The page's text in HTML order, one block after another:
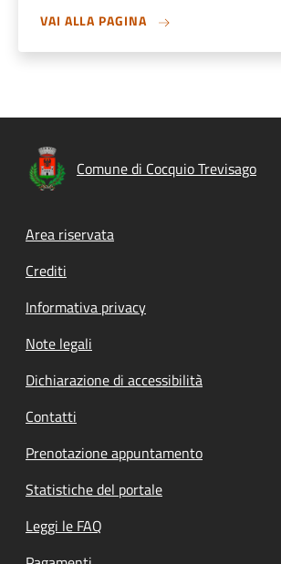
VAI ALLA PAGINA
Comune di Cocquio Trevisago
Footer menu
Area riservata
Crediti
Informativa privacy
Note legali
Dichiarazione di accessibilità
Contatti
Prenotazione appuntamento
Statistiche del portale
Leggi le FAQ